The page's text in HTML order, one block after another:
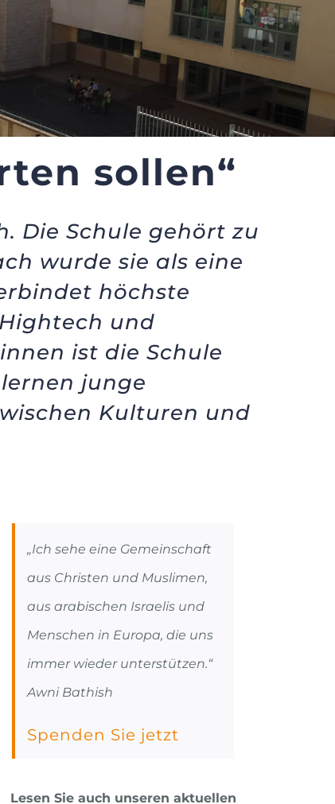
sollen“
Die Schule gehört zu
wurde sie als eine
höchste
und
ist die Schule
junge
Kulturen und
„Ich sehe eine Gemeinschaft
aus Christen und Muslimen,
aus arabischen Israelis und
Menschen in Europa, die uns
immer wieder unterstützen.“
Awni Bathish
Spenden Sie jetzt
Lesen Sie auch unseren aktuellen